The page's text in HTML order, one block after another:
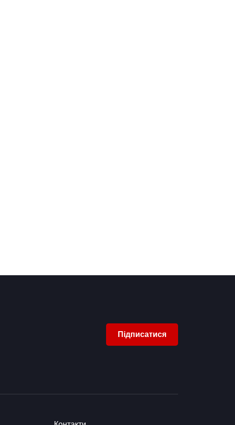
Підписатися